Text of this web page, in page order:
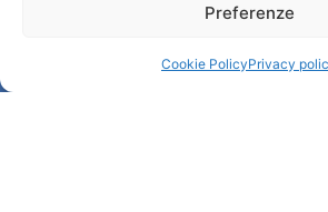
Preferenze
Cookie PolicyPrivacy